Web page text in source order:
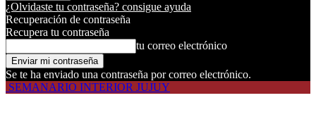
¿Olvidaste tu contraseña? consigue ayuda
Recuperación de contraseña
Recupera tu contraseña
tu correo electrónico
Se te ha enviado una contraseña por correo electrónico.
SEMANARIO INTERIOR JUJUY